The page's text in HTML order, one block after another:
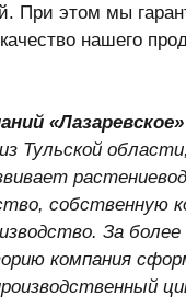
тренды сегодня
в мясной гастрономии?
это приводит нас к
Всего пару лет назад
использовать везде,
Но мне кажется, это не очень
мы словно климатически не
Сейчас же мы
белковой эры,
к качественным